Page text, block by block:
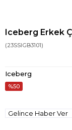
Iceberg Erkek
(23SSIGB3101)
Iceberg
50
Gelince Haber Ver